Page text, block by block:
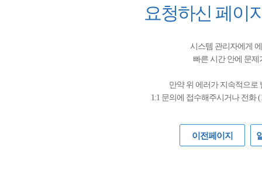
요청하신 페이
시스템 관리자에게
빠른 시간 안에 문
만약 위 에러가 지속적으로
1:1 문의에 접수해주시거나 전화 (
이전페이지